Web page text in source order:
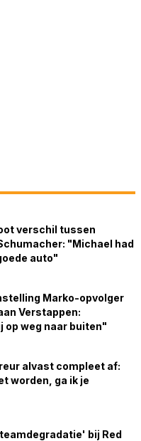
verschil tussen
"Michael had
auto"
Marko-opvolger
Verstappen:
op weg naar buiten"
alvast compleet af:
worden, ga ik je
bij Red